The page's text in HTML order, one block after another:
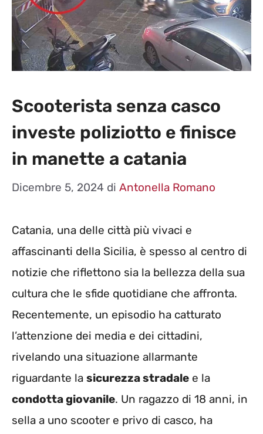
Scooterista senza casco
investe poliziotto e finisce
in manette a catania
Dicembre 5, 2024 di Antonella Romano
Catania, una delle città più vivaci e
affascinanti della Sicilia, è spesso al centro di
notizie che riflettono sia la bellezza della sua
cultura che le sfide quotidiane che affronta.
Recentemente, un episodio ha catturato
l’attenzione dei media e dei cittadini,
rivelando una situazione allarmante
riguardante la sicurezza stradale e la
condotta giovanile. Un ragazzo di 18 anni, in
sella a uno scooter e privo di casco, ha